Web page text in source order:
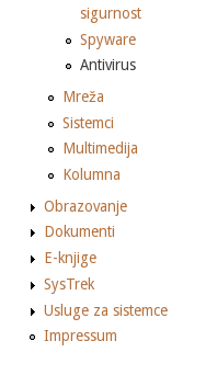
sigurnost
Spyware
Antivirus
Mreža
Sistemci
Multimedija
Kolumna
Obrazovanje
Dokumenti
E-knjige
SysTrek
Usluge za sistemce
Impressum